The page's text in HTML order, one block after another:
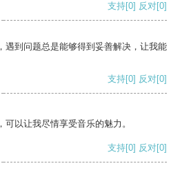
支持[0] 反对[0]
遇到问题总是能够得到妥善解决，让我能
支持[0] 反对[0]
以让我尽情享受音乐的魅力。
支持[0] 反对[0]